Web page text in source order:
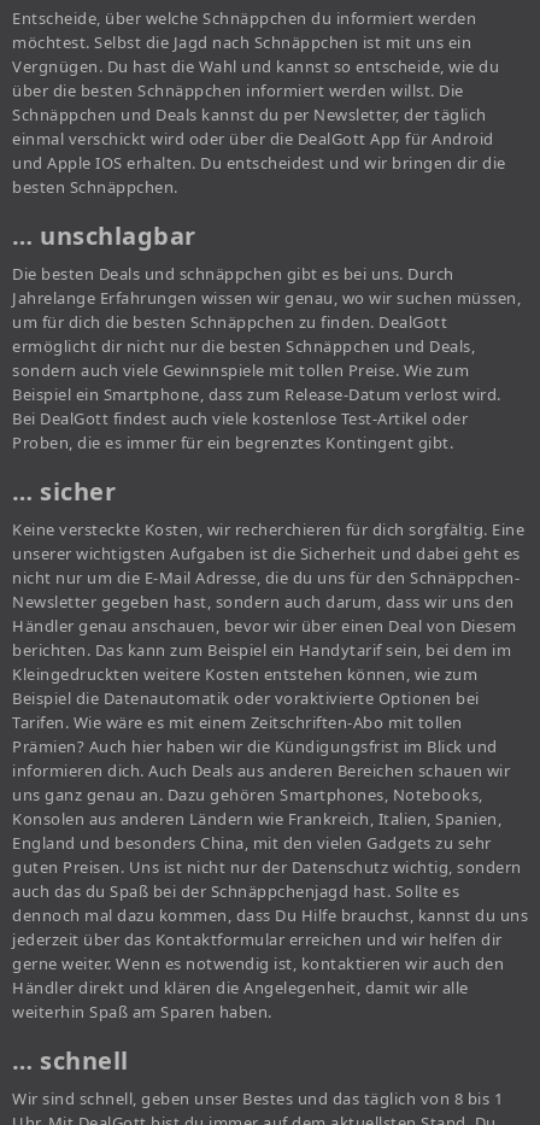
Entscheide, über welche Schnäppchen du informiert werden
möchtest. Selbst die Jagd nach Schnäppchen ist mit uns ein
Vergnügen. Du hast die Wahl und kannst so entscheide, wie du
über die besten Schnäppchen informiert werden willst. Die
Schnäppchen und Deals kannst du per Newsletter, der täglich
einmal verschickt wird oder über die DealGott App für Android
und Apple IOS erhalten. Du entscheidest und wir bringen dir die
besten Schnäppchen.
… unschlagbar
Die besten Deals und schnäppchen gibt es bei uns. Durch
Jahrelange Erfahrungen wissen wir genau, wo wir suchen müssen,
um für dich die besten Schnäppchen zu finden. DealGott
ermöglicht dir nicht nur die besten Schnäppchen und Deals,
sondern auch viele Gewinnspiele mit tollen Preise. Wie zum
Beispiel ein Smartphone, dass zum Release-Datum verlost wird.
Bei DealGott findest auch viele kostenlose Test-Artikel oder
Proben, die es immer für ein begrenztes Kontingent gibt.
… sicher
Keine versteckte Kosten, wir recherchieren für dich sorgfältig. Eine
unserer wichtigsten Aufgaben ist die Sicherheit und dabei geht es
nicht nur um die E-Mail Adresse, die du uns für den Schnäppchen-
Newsletter gegeben hast, sondern auch darum, dass wir uns den
Händler genau anschauen, bevor wir über einen Deal von Diesem
berichten. Das kann zum Beispiel ein Handytarif sein, bei dem im
Kleingedruckten weitere Kosten entstehen können, wie zum
Beispiel die Datenautomatik oder voraktivierte Optionen bei
Tarifen. Wie wäre es mit einem Zeitschriften-Abo mit tollen
Prämien? Auch hier haben wir die Kündigungsfrist im Blick und
informieren dich. Auch Deals aus anderen Bereichen schauen wir
uns ganz genau an. Dazu gehören Smartphones, Notebooks,
Konsolen aus anderen Ländern wie Frankreich, Italien, Spanien,
England und besonders China, mit den vielen Gadgets zu sehr
guten Preisen. Uns ist nicht nur der Datenschutz wichtig, sondern
auch das du Spaß bei der Schnäppchenjagd hast. Sollte es
dennoch mal dazu kommen, dass Du Hilfe brauchst, kannst du uns
jederzeit über das Kontaktformular erreichen und wir helfen dir
gerne weiter. Wenn es notwendig ist, kontaktieren wir auch den
Händler direkt und klären die Angelegenheit, damit wir alle
weiterhin Spaß am Sparen haben.
… schnell
Wir sind schnell, geben unser Bestes und das täglich von 8 bis 1